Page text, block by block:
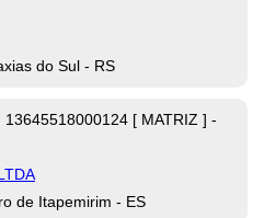
do Sul - RS
13645518000124 [ MATRIZ ] -
de Itapemirim - ES